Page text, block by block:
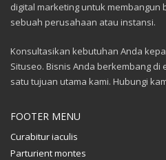
digital marketing untuk
sebuah perusahaan atau instansi.
Konsultasikan kebutuhan Anda
Situseo. Bisnis Anda berkembang
satu tujuan utama kami. Hubungi
FOOTER MENU
Curabitur iaculis
Parturient montes